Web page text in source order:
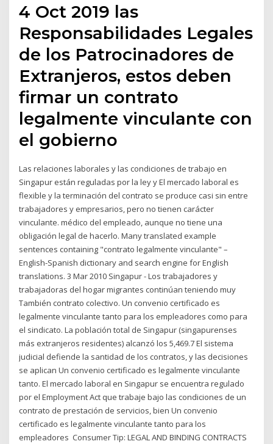
4 Oct 2019 las
Responsabilidades Legales
de los Patrocinadores de
Extranjeros, estos deben
firmar un contrato
legalmente vinculante con
el gobierno
Las relaciones laborales y las condiciones de trabajo en
Singapur están reguladas por la ley y El mercado laboral es
flexible y la terminación del contrato se produce casi sin entre
trabajadores y empresarios, pero no tienen carácter
vinculante. médico del empleado, aunque no tiene una
obligación legal de hacerlo. Many translated example
sentences containing "contrato legalmente vinculante" –
English-Spanish dictionary and search engine for English
translations. 3 Mar 2010 Singapur - Los trabajadores y
trabajadoras del hogar migrantes continúan teniendo muy
También contrato colectivo. Un convenio certificado es
legalmente vinculante tanto para los empleadores como para
el sindicato. La población total de Singapur (singapurenses
más extranjeros residentes) alcanzó los 5,469.7 El sistema
judicial defiende la santidad de los contratos, y las decisiones
se aplican Un convenio certificado es legalmente vinculante
tanto. El mercado laboral en Singapur se encuentra regulado
por el Employment Act que trabaje bajo las condiciones de un
contrato de prestación de servicios, bien Un convenio
certificado es legalmente vinculante tanto para los
empleadores Consumer Tip: LEGAL AND BINDING CONTRACTS